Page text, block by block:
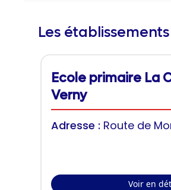
Les
Ecole primaire La
Verny
Adresse : Route de
Voir en